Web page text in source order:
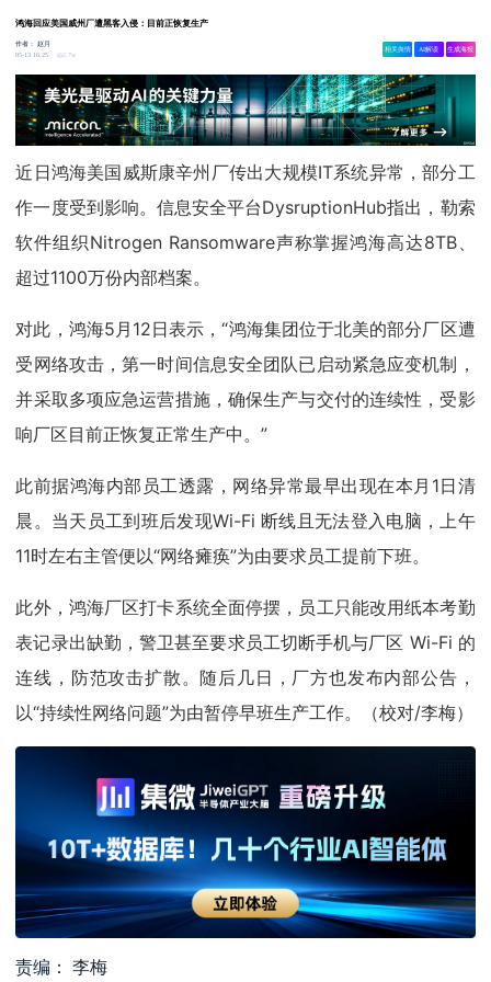
鸿海回应美国威州厂遭黑客入侵：目前正恢复生产
作者：赵月
05-13 16:25
2.7w
相关舆情 AI解读 生成海报
近日鸿海美国威斯康辛州厂传出大规模IT系统异常，部分工
作一度受到影响。信息安全平台DysruptionHub指出，勒索
软件组织Nitrogen Ransomware声称掌握鸿海高达8TB、
超过1100万份内部档案。
对此，鸿海5月12日表示，“鸿海集团位于北美的部分厂区遭
受网络攻击，第一时间信息安全团队已启动紧急应变机制，
并采取多项应急运营措施，确保生产与交付的连续性，受影
响厂区目前正恢复正常生产中。”
此前据鸿海内部员工透露，网络异常最早出现在本月1日清
晨。当天员工到班后发现Wi-Fi 断线且无法登入电脑，上午
11时左右主管便以“网络瘫痪”为由要求员工提前下班。
此外，鸿海厂区打卡系统全面停摆，员工只能改用纸本考勤
表记录出缺勤，警卫甚至要求员工切断手机与厂区 Wi-Fi 的
连线，防范攻击扩散。随后几日，厂方也发布内部公告，
以“持续性网络问题”为由暂停早班生产工作。（校对/李梅）
责编： 李梅